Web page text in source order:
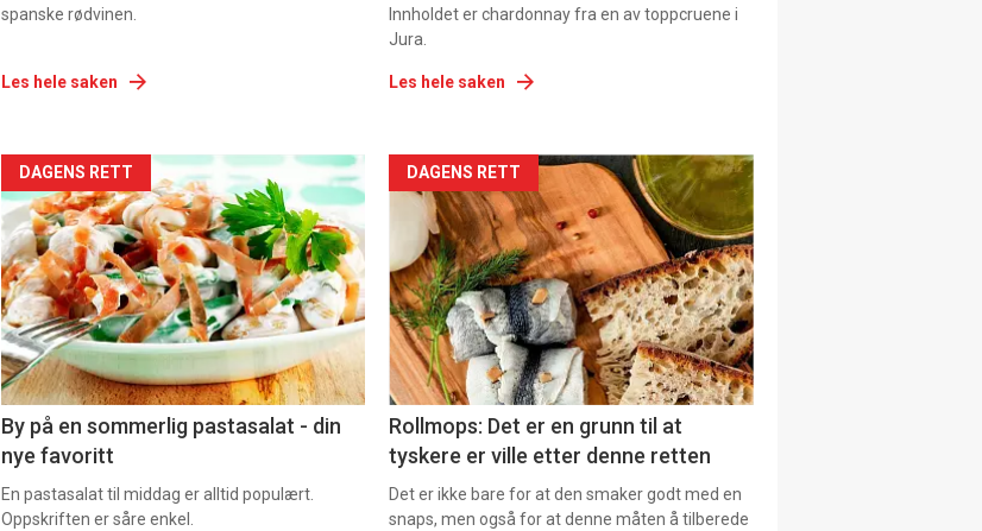
spanske rødvinen.
Les hele saken
Innholdet er chardonnay fra en av toppcruene i
Jura.
Les hele saken
Forsiden
akkurat
nå
-
5
DAGENS RETT
By på en sommerlig pastasalat - din
nye favoritt
En pastasalat til middag er alltid populært.
Oppskriften er såre enkel.
Forsiden
akkurat
nå
-
6
DAGENS RETT
Rollmops: Det er en grunn til at
tyskere er ville etter denne retten
Det er ikke bare for at den smaker godt med en
snaps, men også for at denne måten å tilberede